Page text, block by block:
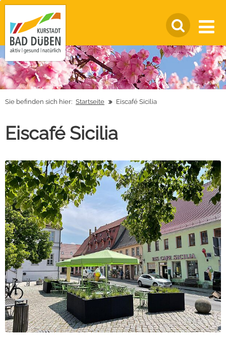
Sie befinden sich hier: Startseite Eiscafé Sicilia
Eiscafé Sicilia